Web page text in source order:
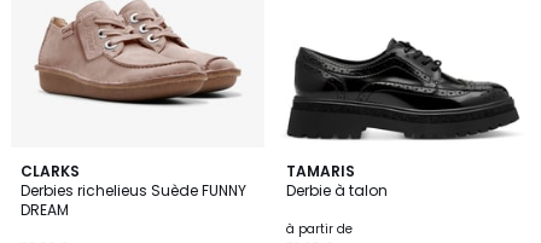
CLARKS
Derbies richelieus Suède FUNNY
DREAM
2
Couleurs
TAMARIS
Derbie à talon
à partir de
3
Couleurs